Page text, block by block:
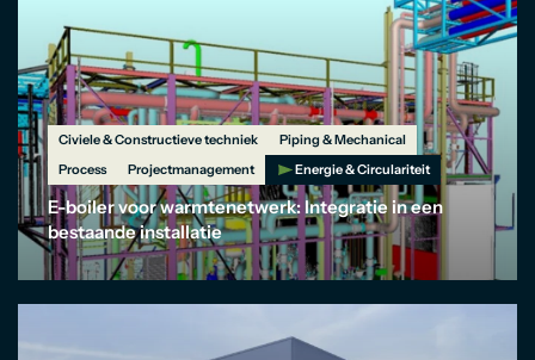
Civiele & Constructieve techniek
Piping & Mechanical
Process
Projectmanagement Energie & Circulariteit
E-boiler voor warmtenetwerk: Integratie in een
bestaande installatie